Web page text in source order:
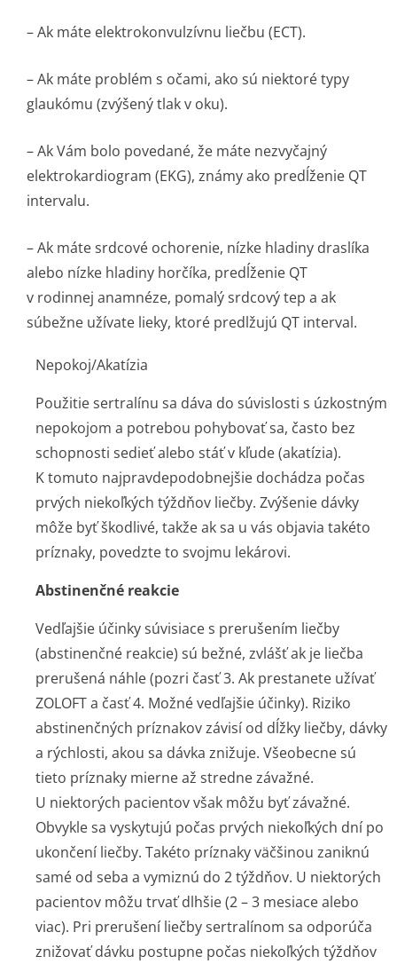
– Ak máte elektrokonvulzívnu liečbu (ECT).
– Ak máte problém s očami, ako sú niektoré typy
glaukómu (zvýšený tlak v oku).
– Ak Vám bolo povedané, že máte nezvyčajný
elektrokardiogram (EKG), známy ako predĺženie QT
intervalu.
– Ak máte srdcové ochorenie, nízke hladiny draslíka
alebo nízke hladiny horčíka, predĺženie QT
v rodinnej anamnéze, pomalý srdcový tep a ak
súbežne užívate lieky, ktoré predlžujú QT interval.
Nepokoj/Akatízia
Použitie sertralínu sa dáva do súvislosti s úzkostným
nepokojom a potrebou pohybovať sa, často bez
schopnosti sedieť alebo stáť v kľude (akatízia).
K tomuto najpravdepodob­nejšie dochádza počas
prvých niekoľkých týždňov liečby. Zvýšenie dávky
môže byť škodlivé, takže ak sa u vás objavia takéto
príznaky, povedzte to svojmu lekárovi.
Abstinenčné reakcie
Vedľajšie účinky súvisiace s prerušením liečby
(abstinenčné reakcie) sú bežné, zvlášť ak je liečba
prerušená náhle (pozri časť 3. Ak prestanete užívať
ZOLOFT a časť 4. Možné vedľajšie účinky). Riziko
abstinenčných príznakov závisí od dĺžky liečby, dávky
a rýchlosti, akou sa dávka znižuje. Všeobecne sú
tieto príznaky mierne až stredne závažné.
U niektorých pacientov však môžu byť závažné.
Obvykle sa vyskytujú počas prvých niekoľkých dní po
ukončení liečby. Takéto príznaky väčšinou zaniknú
samé od seba a vymiznú do 2 týždňov. U niektorých
pacientov môžu trvať dlhšie (2 – 3 mesiace alebo
viac). Pri prerušení liečby sertralínom sa odporúča
znižovať dávku postupne počas niekoľkých týždňov